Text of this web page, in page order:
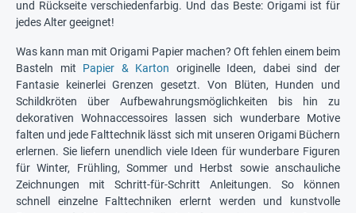
und Rückseite verschiedenfarbig. Und das Beste: Origami ist für
jedes Alter geeignet!
Was kann man mit Origami Papier machen? Oft fehlen einem beim
Basteln mit Papier & Karton originelle Ideen, dabei sind der
Fantasie keinerlei Grenzen gesetzt. Von Blüten, Hunden und
Schildkröten über Aufbewahrungsmöglichkeiten bis hin zu
dekorativen Wohnaccessoires lassen sich wunderbare Motive
falten und jede Falttechnik lässt sich mit unseren Origami Büchern
erlernen. Sie liefern unendlich viele Ideen für wunderbare Figuren
für Winter, Frühling, Sommer und Herbst sowie anschauliche
Zeichnungen mit Schritt-für-Schritt Anleitungen. So können
schnell einzelne Falttechniken erlernt werden und kunstvolle